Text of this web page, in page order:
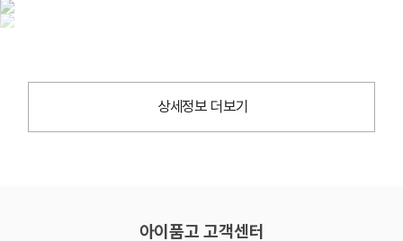
상세정보 더보기
아이품고 고객센터